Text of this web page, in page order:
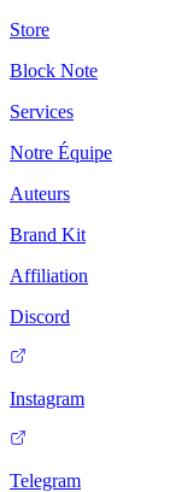
Store
Block Note
Services
Notre Équipe
Auteurs
Brand Kit
Affiliation
Discord
Instagram
Telegram